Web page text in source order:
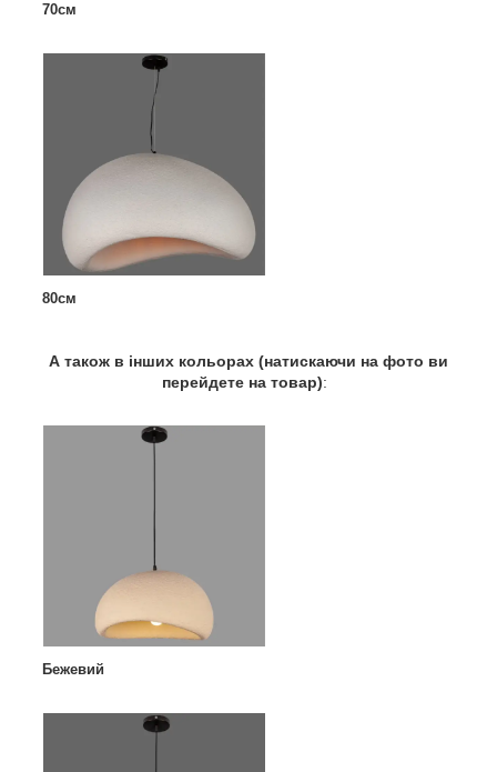
70см
80см
А також в інших кольорах (натискаючи на фото ви
перейдете на товар):
Бежевий